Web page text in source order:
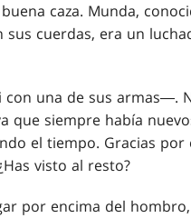
caza. Munda,
cuerdas, era un
una de sus armas―.
siempre había
el tiempo. Gracias
visto al resto?
por encima del